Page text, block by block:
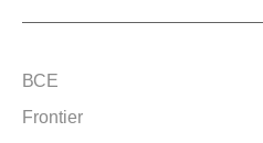
ВСЕ
Frontier